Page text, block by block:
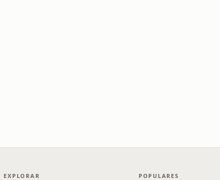
EXPLORAR POPULARES